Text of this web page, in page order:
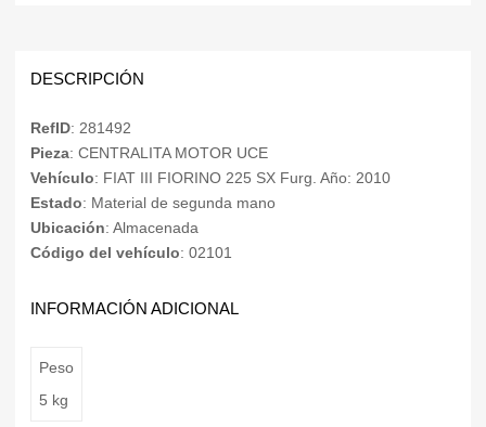
DESCRIPCIÓN
RefID: 281492
Pieza: CENTRALITA MOTOR UCE
Vehículo: FIAT III FIORINO 225 SX Furg. Año: 2010
Estado: Material de segunda mano
Ubicación: Almacenada
Código del vehículo: 02101
INFORMACIÓN ADICIONAL
Peso
5 kg